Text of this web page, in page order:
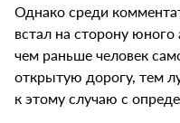
Однако среди
встал на сторону
чем раньше человек
открытую дорогу, тем
к этому случаю с